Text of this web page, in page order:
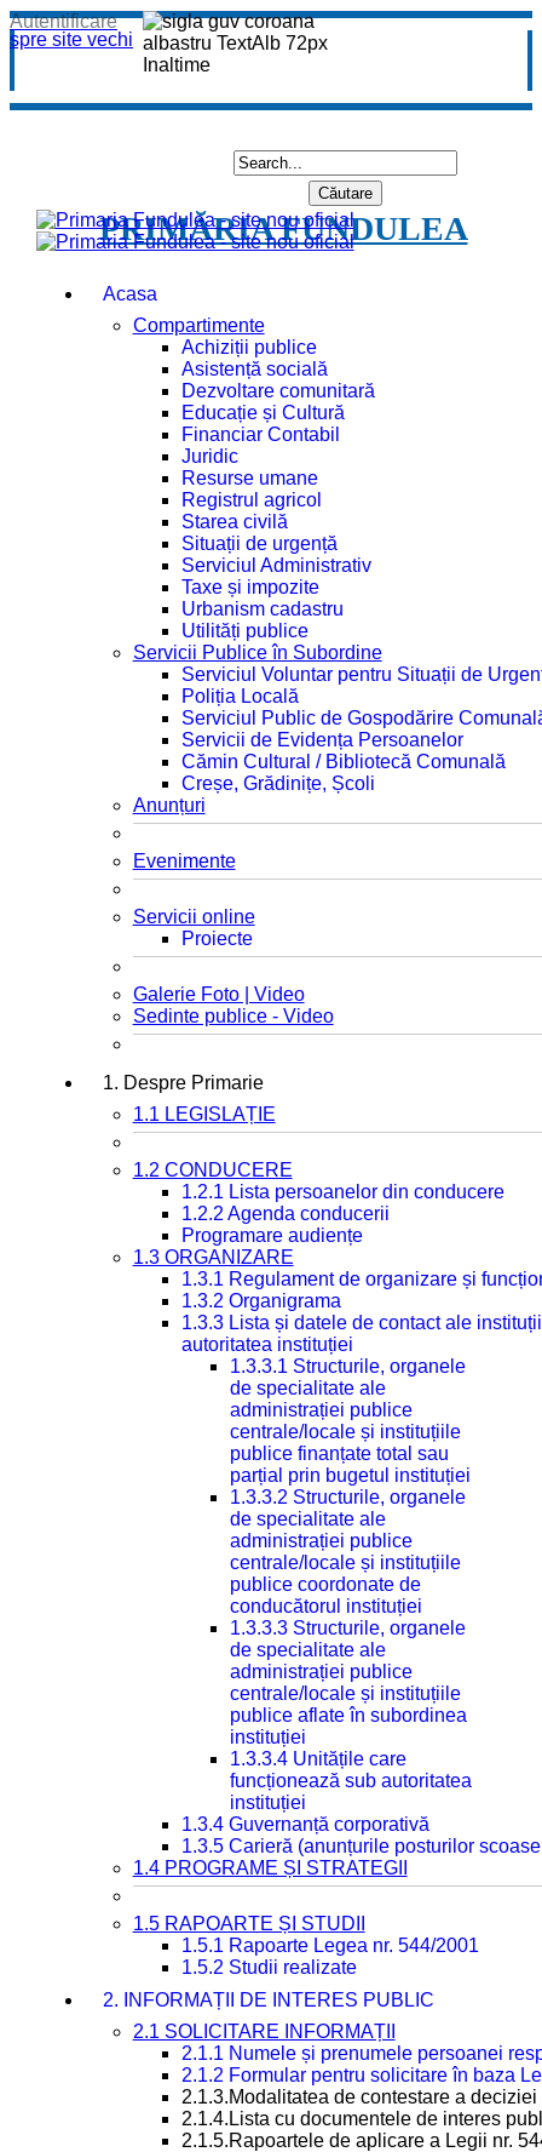
spre site vechi
Autentificare
PRIMĂRIA FUNDULEA
Acasa
Compartimente
Achiziții publice
Asistență socială
Dezvoltare comunitară
Educație și Cultură
Financiar Contabil
Juridic
Resurse umane
Registrul agricol
Starea civilă
Situații de urgență
Serviciul Administrativ
Taxe și impozite
Urbanism cadastru
Utilități publice
Servicii Publice în Subordine
Serviciul Voluntar pentru Situații de
Poliția Locală
Serviciul Public de Gospodărire
Servicii de Evidența Persoanelor
Cămin Cultural / Bibliotecă Comunală
Creșe, Grădinițe, Școli
Anunțuri
Evenimente
Servicii online
Proiecte
Galerie Foto | Video
Sedinte publice - Video
1. Despre Primarie
1.1 LEGISLAȚIE
1.2 CONDUCERE
1.2.1 Lista persoanelor din conducere
1.2.2 Agenda conducerii
Programare audiențe
1.3 ORGANIZARE
1.3.1 Regulament de organizare și
1.3.2 Organigrama
1.3.3 Lista și datele de contact ale
autoritatea instituției
1.3.3.1 Structurile, organele
de specialitate ale
administrației publice
centrale/locale și instituțiile
publice finanțate total sau
parțial prin bugetul instituției
1.3.3.2 Structurile, organele
de specialitate ale
administrației publice
centrale/locale și instituțiile
publice coordonate de
conducătorul instituției
1.3.3.3 Structurile, organele
de specialitate ale
administrației publice
centrale/locale și instituțiile
publice aflate în subordinea
instituției
1.3.3.4 Unitățile care
funcționează sub autoritatea
instituției
1.3.4 Guvernanță corporativă
1.3.5 Carieră (anunțurile posturilor
1.4 PROGRAME ȘI STRATEGII
1.5 RAPOARTE ȘI STUDII
1.5.1 Rapoarte Legea nr. 544/2001
1.5.2 Studii realizate
2. INFORMAȚII DE INTERES PUBLIC
2.1 SOLICITARE INFORMAȚII
2.1.1 Numele și prenumele persoanei
2.1.2 Formular pentru solicitare în baza
2.1.3.Modalitatea de contestare a
2.1.4.Lista cu documentele de interes
2.1.5.Rapoartele de aplicare a Legii nr.